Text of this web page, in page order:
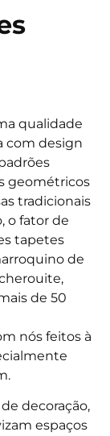
qualidade
com design
geométricos
tradicionais
o fator de
tapetes
de
de 50
nós feitos à
decoração,
espaços